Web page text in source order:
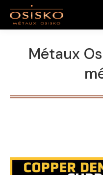
Métaux